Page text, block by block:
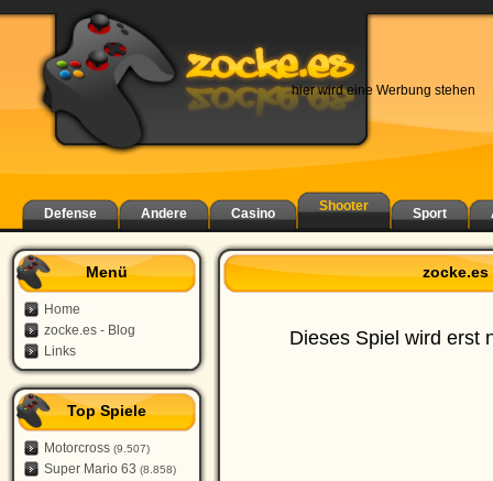
hier wird eine Werbung stehen
Defense Andere Casino Shooter Sport
Menü
Home
zocke.es - Blog
Links
Top Spiele
Motorcross (9.507)
Super Mario 63 (8.858)
Dieses Spiel wird erst